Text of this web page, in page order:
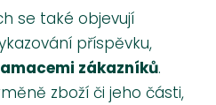
se také objevují
příspěvku,
zákazníků.
zboží či jeho části,